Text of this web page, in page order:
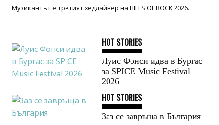
Музикантът е третият хедлайнер на HILLS OF ROCK 2026.
HOT STORIES
Луис Фонси идва в Бургас
за SPICE Music Festival
2026
HOT STORIES
Заз се завръща в България